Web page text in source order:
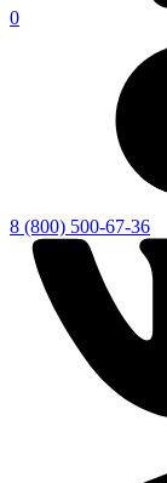
0
8 (800) 500-67-36